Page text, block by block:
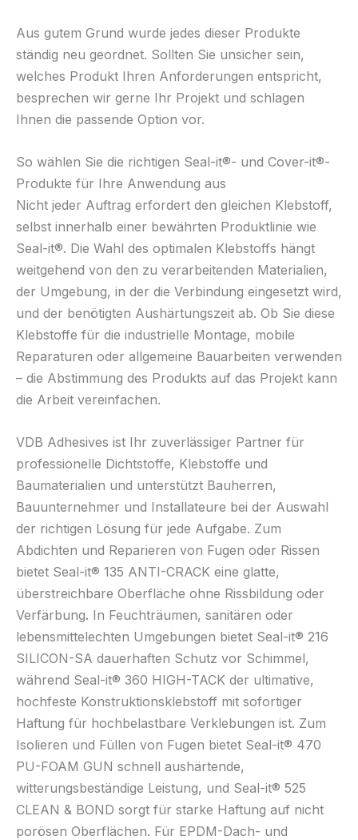
Aus gutem Grund wurde jedes dieser Produkte
ständig neu geordnet. Sollten Sie unsicher sein,
welches Produkt Ihren Anforderungen entspricht,
besprechen wir gerne Ihr Projekt und schlagen
Ihnen die passende Option vor.
So wählen Sie die richtigen Seal-it®- und Cover-it®-
Produkte für Ihre Anwendung aus
Nicht jeder Auftrag erfordert den gleichen Klebstoff,
selbst innerhalb einer bewährten Produktlinie wie
Seal-it®. Die Wahl des optimalen Klebstoffs hängt
weitgehend von den zu verarbeitenden Materialien,
der Umgebung, in der die Verbindung eingesetzt wird,
und der benötigten Aushärtungszeit ab. Ob Sie diese
Klebstoffe für die industrielle Montage, mobile
Reparaturen oder allgemeine Bauarbeiten verwenden
– die Abstimmung des Produkts auf das Projekt kann
die Arbeit vereinfachen.
VDB Adhesives ist Ihr zuverlässiger Partner für
professionelle Dichtstoffe, Klebstoffe und
Baumaterialien und unterstützt Bauherren,
Bauunternehmer und Installateure bei der Auswahl
der richtigen Lösung für jede Aufgabe. Zum
Abdichten und Reparieren von Fugen oder Rissen
bietet Seal-it® 135 ANTI-CRACK eine glatte,
überstreichbare Oberfläche ohne Rissbildung oder
Verfärbung. In Feuchträumen, sanitären oder
lebensmittelechten Umgebungen bietet Seal-it® 216
SILICON-SA dauerhaften Schutz vor Schimmel,
während Seal-it® 360 HIGH-TACK der ultimative,
hochfeste Konstruktionsklebstoff mit sofortiger
Haftung für hochbelastbare Verklebungen ist. Zum
Isolieren und Füllen von Fugen bietet Seal-it® 470
PU-FOAM GUN schnell aushärtende,
witterungsbeständige Leistung, und Seal-it® 525
CLEAN & BOND sorgt für starke Haftung auf nicht
porösen Oberflächen. Für EPDM-Dach- und